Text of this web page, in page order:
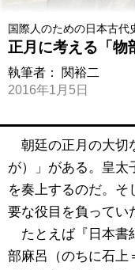
国際人のための日本古代
正月に考える「物
執筆者： 関裕二
2016年1月5日
朝廷の正月の大切
が）」がある。皇太
を奏上するのだ。そ
要な役目を負ってい
たとえば『日本書
部麻呂（のちに石上